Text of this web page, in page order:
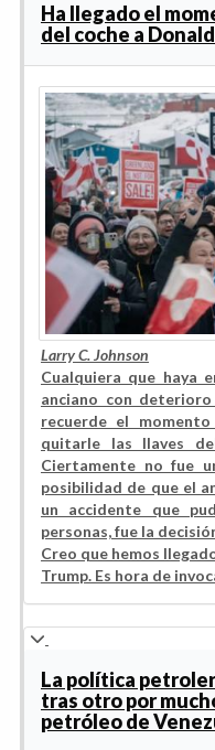
Ha llegado el
del coche a
Larry C. Johnson
Cualquiera que haya
anciano con
recuerde el
quitarle las llaves
Ciertamente no fue
posibilidad de que el
un accidente que
personas, fue la
Creo que hemos
Trump. Es hora de
La política
tras otro por
petróleo de